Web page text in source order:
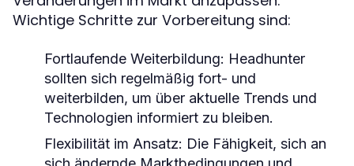
Wichtige Schritte zur Vorbereitung sind:
Fortlaufende Weiterbildung: Headhunter
sollten sich regelmäßig fort- und
weiterbilden, um über aktuelle Trends und
Technologien informiert zu bleiben.
Flexibilität im Ansatz: Die Fähigkeit, sich an